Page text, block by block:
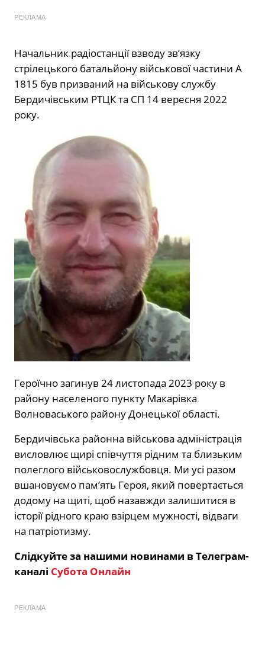
РЕКЛАМА
Начальник радіостанції взводу зв’язку
стрілецького батальйону військової частини А
1815 був призваний на військову службу
Бердичівським РТЦК та СП 14 вересня 2022
року.
Героїчно загинув 24 листопада 2023 року в
району населеного пункту Макарівка
Волноваського району Донецької області.
Бердичівська районна військова адміністрація
висловлює щирі співчуття рідним та близьким
полеглого військовослужбовця. Ми усі разом
вшановуємо пам’ять Героя, який повертається
додому на щиті, щоб назавжди залишитися в
історії рідного краю взірцем мужності, відваги
на патріотизму.
Слідкуйте за нашими новинами в Телеграм-
каналі Субота Онлайн
РЕКЛАМА